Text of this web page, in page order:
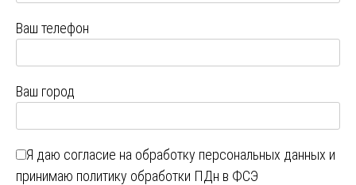
Ваш телефон
Ваш город
Я даю согласие на обработку персональных данных и
принимаю политику обработки ПДн в ФСЭ